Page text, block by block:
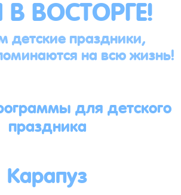
детские праздники,
на всю жизнь!
для детского
праздника
Карапуз